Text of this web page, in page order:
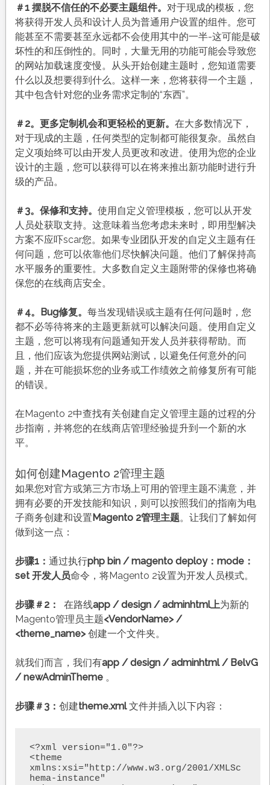
＃1 摆脱不信任的不必要主题组件。 对于现成的模板，您
将获得开发人员和设计人员为普通用户设置的组件。您可
能甚至不需要甚至永远都不会使用其中的一半-这可能是破
坏性的和压倒性的。同时，大量无用的功能可能会导致您
的网站加载速度变慢。从头开始创建主题时，您知道需要
什么以及想要得到什么。这样一来，您将获得一个主题，
其中包含针对您的业务需求定制的“东西”。
＃2。更多定制机会和更轻松的更新。 在大多数情况下，
对于现成的主题，任何类型的定制都可能很复杂。虽然自
定义项始终可以由开发人员更改和改进。使用为您的企业
设计的主题，您可以获得可以在将来推出新功能时进行升
级的产品。
＃3。保修和支持。 使用自定义管理模板，您可以从开发
人员处获取支持。这意味着当您考虑未来时，即用型解决
方案不应吓scar您。如果专业团队开发的自定义主题有任
何问题，您可以依靠他们尽快解决问题。他们了解保持高
水平服务的重要性。大多数自定义主题附带的保修也将确
保您的在线商店安全。
＃4。Bug修复。 每当发现错误或主题有任何问题时，您
都不必等待将来的主题更新就可以解决问题。使用自定义
主题，您可以将现有问题通知开发人员并获得帮助。而
且，他们应该为您提供网站测试，以避免任何意外的问
题，并在可能损坏您的业务或工作绩效之前修复所有可能
的错误。
在Magento 2中查找有关创建自定义管理主题的过程的分
步指南，并将您的在线商店管理经验提升到一个新的水
平。
如何创建Magento 2管理主题
如果您对官方或第三方市场上可用的管理主题不满意，并
拥有必要的开发技能和知识，则可以按照我们的指南为电
子商务创建和设置 Magento 2管理主题。让我们了解如何
做到这一点：
步骤1： 通过执行php bin / magento deploy：mode：
set 开发人员命令，将Magento 2设置为开发人员模式。
步骤＃2： 在路线app / design / adminhtml上为新的
Magento管理员主题<VendorName> /
<theme_name>创建一个文件夹。
就我们而言，我们有app / design / adminhtml / BelvG
/ newAdminTheme 。
步骤＃3： 创建theme.xml文件并插入以下内容：
<?xml version="1.0"?>
<theme
xmlns:xsi="http://www.w3.org/2001/XMLSc
hema-instance"